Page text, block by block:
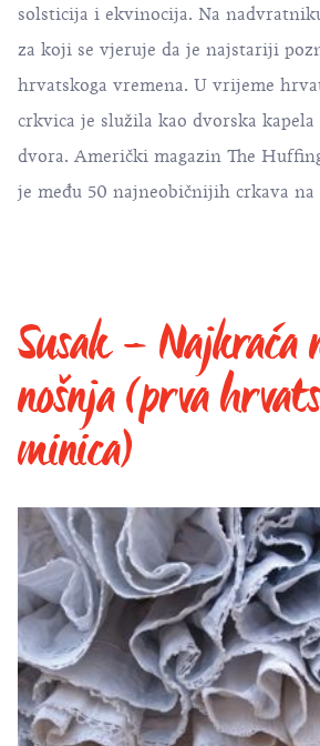
solsticija i ekvinocija. Na
za koji se vjeruje da je najstariji
hrvatskoga vremena. U vrijeme
crkvica je služila kao dvorska
dvora. Američki magazin The
je među 50 najneobičnijih crkava na
Susak – Najkraća
nošnja (prva
minica)